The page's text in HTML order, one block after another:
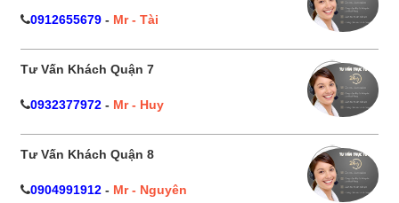
0912655679 - Mr - Tài
Tư Vấn Khách Quận 7
0932377972 - Mr - Huy
Tư Vấn Khách Quận 8
0904991912 - Mr - Nguyên